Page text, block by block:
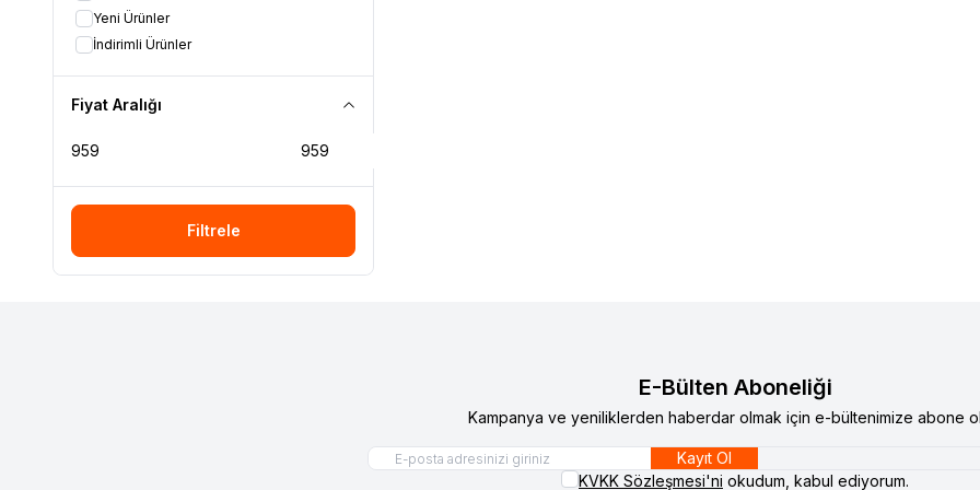
Yeni Ürünler
İndirimli Ürünler
Fiyat Aralığı
Filtrele
E-Bülten Aboneliği
Kampanya ve yeniliklerden haberdar olmak için e-bültenimize abone
Kayıt Ol
KVKK Sözleşmesi'ni okudum, kabul ediyorum.